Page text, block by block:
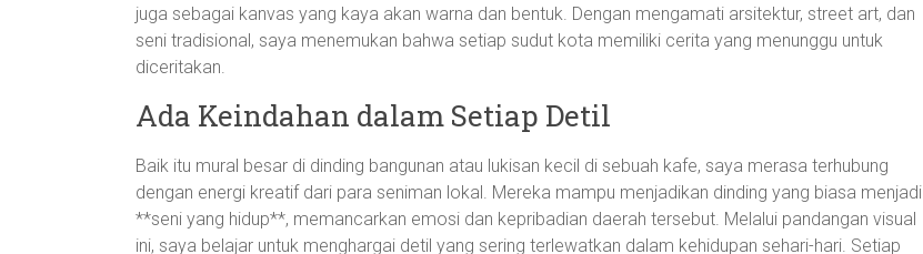
juga sebagai kanvas yang kaya akan warna dan bentuk. Dengan mengamati arsitektur, street art, dan
seni tradisional, saya menemukan bahwa setiap sudut kota memiliki cerita yang menunggu untuk
diceritakan.
Ada Keindahan dalam Setiap Detil
Baik itu mural besar di dinding bangunan atau lukisan kecil di sebuah kafe, saya merasa terhubung
dengan energi kreatif dari para seniman lokal. Mereka mampu menjadikan dinding yang biasa menjadi
**seni yang hidup**, memancarkan emosi dan kepribadian daerah tersebut. Melalui pandangan visual
ini, saya belajar untuk menghargai detil yang sering terlewatkan dalam kehidupan sehari-hari. Setiap